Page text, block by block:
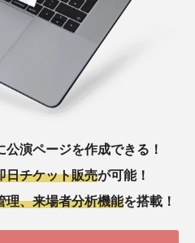
公演ページを作成できる！
日チケット販売が可能！
理、来場者分析機能を搭載！